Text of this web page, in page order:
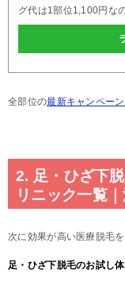
グ代は1部位1,100円な
全部位の最新キャンペー
2. 足・ひざ下
リニック一覧
次に効果が高い医療脱毛
足・ひざ下脱毛のお試し